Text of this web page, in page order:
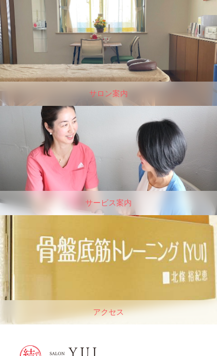
サロン案内
サービス案内
アクセス